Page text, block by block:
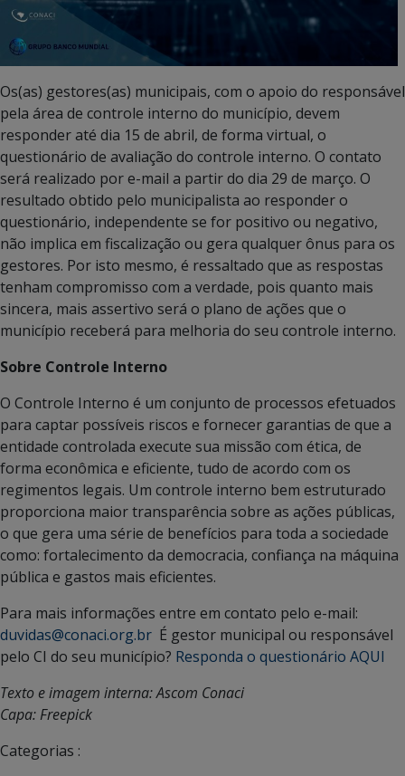
Os(as) gestores(as) municipais, com o apoio do responsável
pela área de controle interno do município, devem
responder até dia 15 de abril, de forma virtual, o
questionário de avaliação do controle interno. O contato
será realizado por e-mail a partir do dia 29 de março. O
resultado obtido pelo municipalista ao responder o
questionário, independente se for positivo ou negativo,
não implica em fiscalização ou gera qualquer ônus para os
gestores. Por isto mesmo, é ressaltado que as respostas
tenham compromisso com a verdade, pois quanto mais
sincera, mais assertivo será o plano de ações que o
município receberá para melhoria do seu controle interno.
Sobre Controle Interno
O Controle Interno é um conjunto de processos efetuados
para captar possíveis riscos e fornecer garantias de que a
entidade controlada execute sua missão com ética, de
forma econômica e eficiente, tudo de acordo com os
regimentos legais. Um controle interno bem estruturado
proporciona maior transparência sobre as ações públicas,
o que gera uma série de benefícios para toda a sociedade
como: fortalecimento da democracia, confiança na máquina
pública e gastos mais eficientes.
Para mais informações entre em contato pelo e-mail:
duvidas@conaci.org.br É gestor municipal ou responsável
pelo CI do seu município? Responda o questionário AQUI
Texto e imagem interna: Ascom Conaci
Capa: Freepick
Categorias :